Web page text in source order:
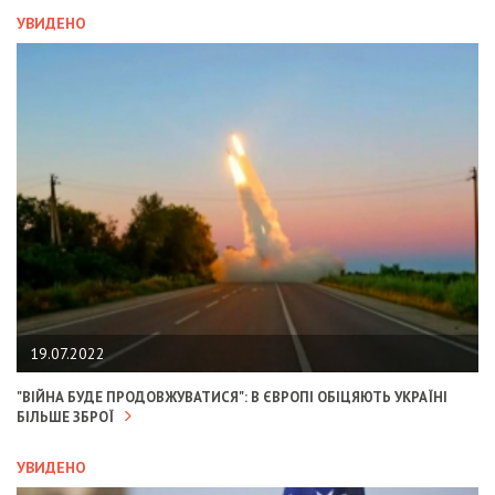
УВИДЕНО
19.07.2022
"ВІЙНА БУДЕ ПРОДОВЖУВАТИСЯ": В ЄВРОПІ ОБІЦЯЮТЬ УКРАЇНІ
БІЛЬШЕ ЗБРОЇ
УВИДЕНО